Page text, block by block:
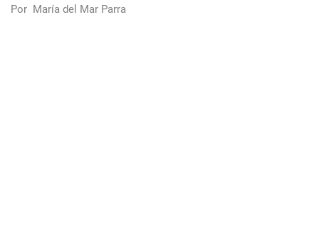
Por María del Mar Parra